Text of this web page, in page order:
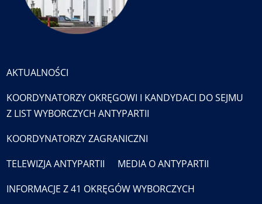
AKTUALNOŚCI
KOORDYNATORZY OKRĘGOWI I KANDYDACI DO SEJMU
Z LIST WYBORCZYCH ANTYPARTII
KOORDYNATORZY ZAGRANICZNI
TELEWIZJA ANTYPARTII
MEDIA O ANTYPARTII
INFORMACJE Z 41 OKRĘGÓW WYBORCZYCH